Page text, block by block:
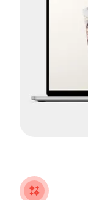
night